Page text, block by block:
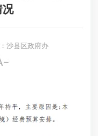
况
沙县区政府办